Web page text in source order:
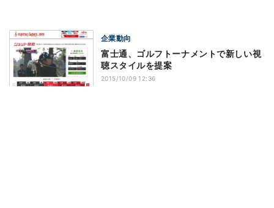
企業動向
富士通、ゴルフトーナメントで新しい視
聴スタイルを提案
2015/10/09 12:36